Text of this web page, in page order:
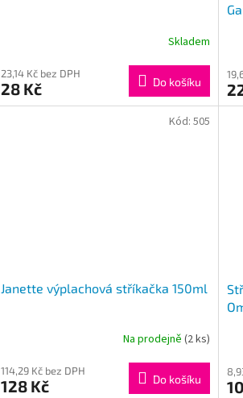
Skladem
23,14 Kč bez DPH
28 Kč Do košíku
Janette výplachová stříkačka 150ml
Na prodejně (2 ks)
114,29 Kč bez DPH
128 Kč Do košíku
Kód: 505
je